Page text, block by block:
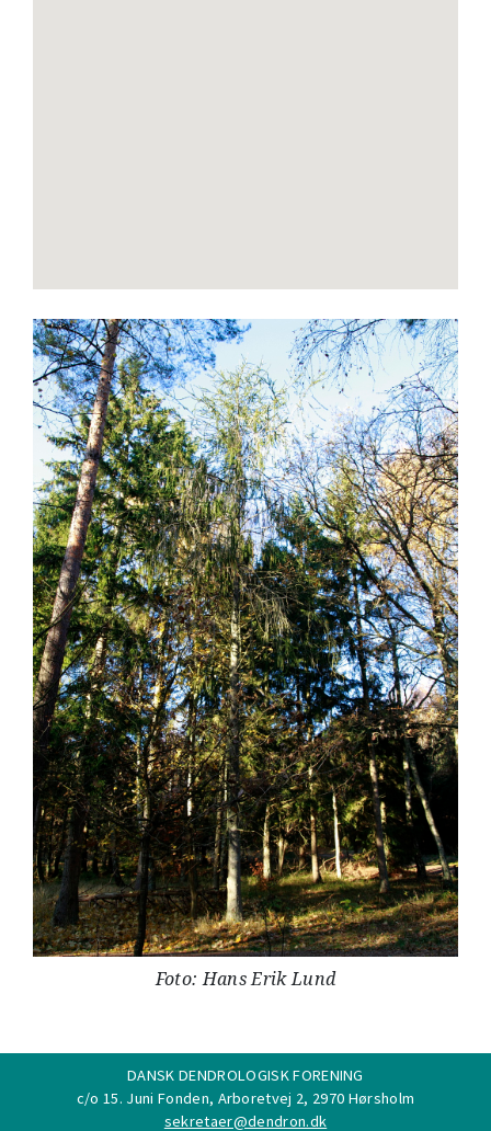
Foto: Hans Erik Lund
DANSK DENDROLOGISK FORENING
c/o 15. Juni Fonden, Arboretvej 2, 2970 Hørsholm
sekretaer@dendron.dk